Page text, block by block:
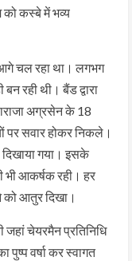
को कस्बे में भव्य
चल रहा था। लगभग
रही थी। बैंड द्वारा
अग्रसेन के 18
पर सवार होकर निकले।
दिखाया गया। इसके
भी आकर्षक रही। हर
आतुर दिखा।
चेयरमैन प्रतिनिधि
पुष्प वर्षा कर स्वागत